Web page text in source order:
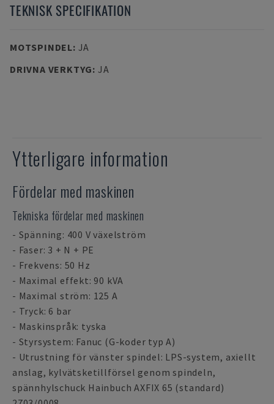
TEKNISK SPECIFIKATION
MOTSPINDEL: JA
DRIVNA VERKTYG: JA
Ytterligare information
Fördelar med maskinen
Tekniska fördelar med maskinen
- Spänning: 400 V växelström
- Faser: 3 + N + PE
- Frekvens: 50 Hz
- Maximal effekt: 90 kVA
- Maximal ström: 125 A
- Tryck: 6 bar
- Maskinspråk: tyska
- Styrsystem: Fanuc (G-koder typ A)
- Utrustning för vänster spindel: LPS-system, axiellt
anslag, kylvätsketillförsel genom spindeln,
spännhylschuck Hainbuch AXFIX 65 (standard)